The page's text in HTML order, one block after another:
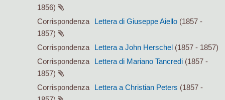
1856)
Corrispondenza
Lettera di Giuseppe Aiello (1857 -
1857)
Corrispondenza
Lettera a John Herschel (1857 - 1857)
Corrispondenza
Lettera di Mariano Tancredi (1857 -
1857)
Corrispondenza
Lettera a Christian Peters (1857 -